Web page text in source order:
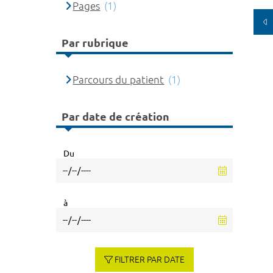
Pages (1)
Par rubrique
Parcours du patient (1)
Par date de création
Du
à
FILTRER PAR DATE